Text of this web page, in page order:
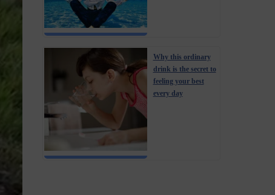
Why this ordinary
drink is the secret to
feeling your best
every day